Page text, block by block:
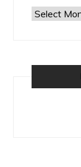
Arhiva